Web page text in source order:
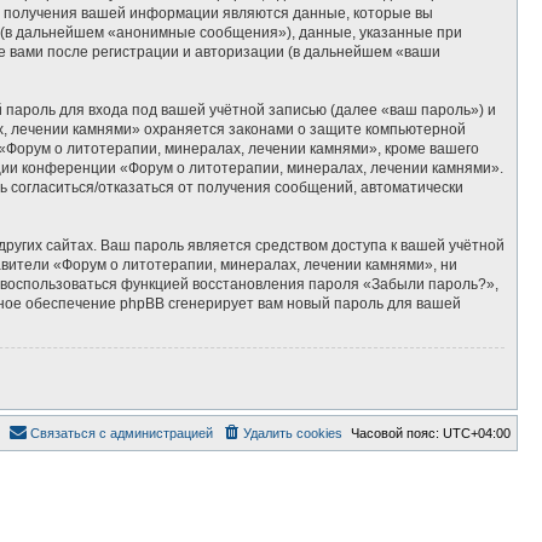
получения вашей информации являются данные, которые вы
дальнейшем «анонимные сообщения»), данные, указанные при
после регистрации и авторизации (в дальнейшем «ваши
для входа под вашей учётной записью (далее «ваш пароль») и
камнями» охраняется законами о защите компьютерной
о литотерапии, минералах, лечении камнями», кроме вашего
конференции «Форум о литотерапии, минералах, лечении камнями».
отказаться от получения сообщений, автоматически
сайтах. Ваш пароль является средством доступа к вашей учётной
«Форум о литотерапии, минералах, лечении камнями», ни
функцией восстановления пароля «Забыли пароль?»,
обеспечение phpBB сгенерирует вам новый пароль для вашей
Часовой пояс: UTC+04:00
Удалить cookies
Связаться с администрацией